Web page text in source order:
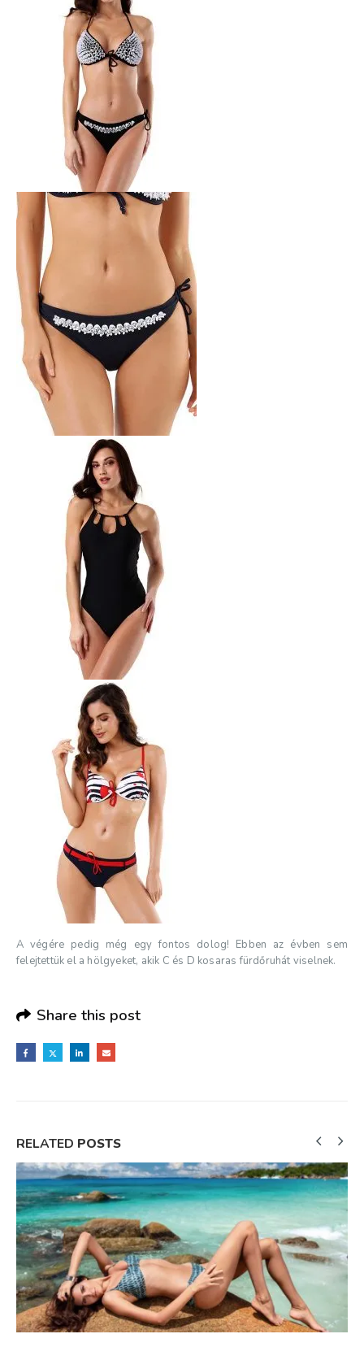
A végére pedig még egy fontos dolog! Ebben az évben sem
felejtettük el a hölgyeket, akik C és D kosaras fürdőruhát viselnek.
Share this post
RELATED POSTS